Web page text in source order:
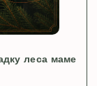
леса маме